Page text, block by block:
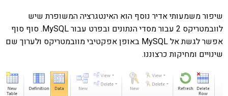
שיפור משמעותי אדיר נוסף הוא האינטגרציה המשופרת שיש
לוובמטריקס 2 עבור מסדי הנתונים ובפרט עבור MySQL. סוף סוף
אפשר לגשת אל MySQL באופן אפקטיבי מוובמטריקס ולערוך שם
שינויים ומחיקות כרצוננו.